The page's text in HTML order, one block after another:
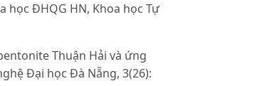
học ĐHQG HN, Khoa học Tự
Thuận Hải và ứng
Đại học Đà Nẵng, 3(26):